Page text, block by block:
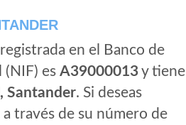
en el Banco de
(NIF) es A39000013y tiene
Santander. Si deseas
través de su número de